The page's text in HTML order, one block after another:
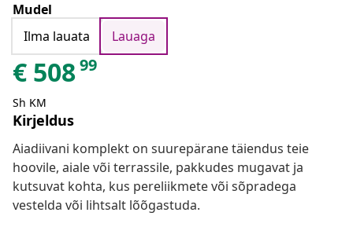
Mudel
Ilma lauata
Lauaga
€ 50899
Sh KM
Kirjeldus
Aiadiivani komplekt on suurepärane täiendus teie
hoovile, aiale või terrassile, pakkudes mugavat ja
kutsuvat kohta, kus pereliikmete või sõpradega
vestelda või lihtsalt lõõgastuda.